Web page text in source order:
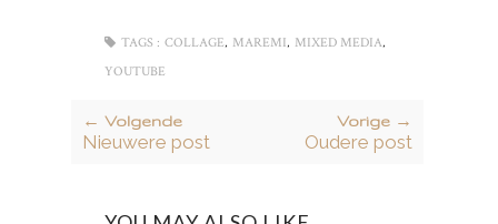
TAGS : COLLAGE, MAREMI, MIXED MEDIA,
YOUTUBE
← Volgende
Nieuwere post
Vorige →
Oudere post